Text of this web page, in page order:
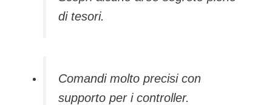
di tesori.
Comandi molto precisi con
supporto per i controller.